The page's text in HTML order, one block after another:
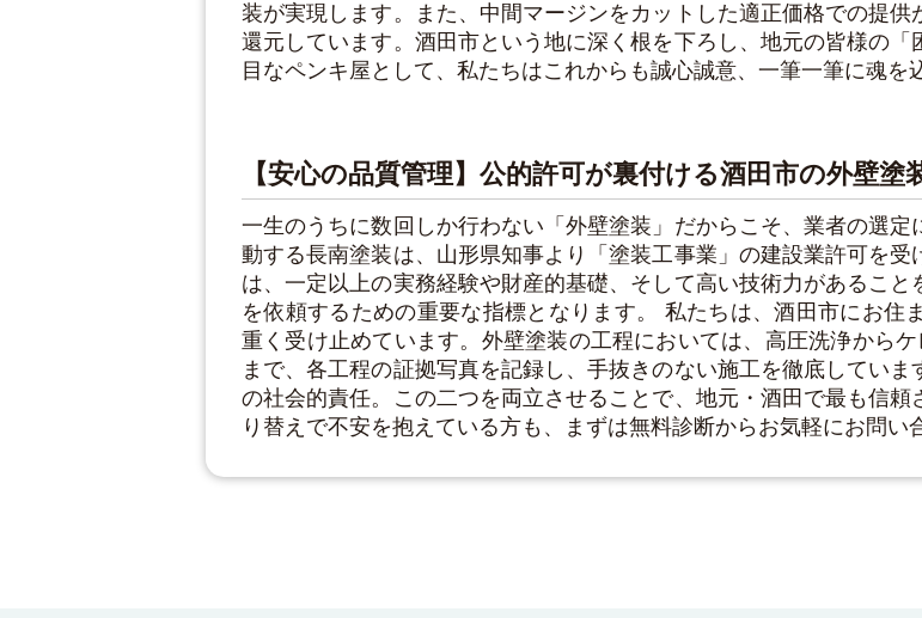
装が実現します。また、中間マージンをカットした適正価格での提
還元しています。酒田市という地に深く根を下ろし、地元の皆様の
目なペンキ屋として、私たちはこれからも誠心誠意、一筆一筆に魂を
【安心の品質管理】公的許可が裏付ける酒田市の外壁塗
一生のうちに数回しか行わない「外壁塗装」だからこそ、業者の選
動する長南塗装は、山形県知事より「塗装工事業」の建設業許可を
は、一定以上の実務経験や財産的基礎、そして高い技術力があるこ
を依頼するための重要な指標となります。 私たちは、酒田市にお住
重く受け止めています。外壁塗装の工程においては、高圧洗浄から
まで、各工程の証拠写真を記録し、手抜きのない施工を徹底してい
の社会的責任。この二つを両立させることで、地元・酒田で最も信
り替えで不安を抱えている方も、まずは無料診断からお気軽にお問い